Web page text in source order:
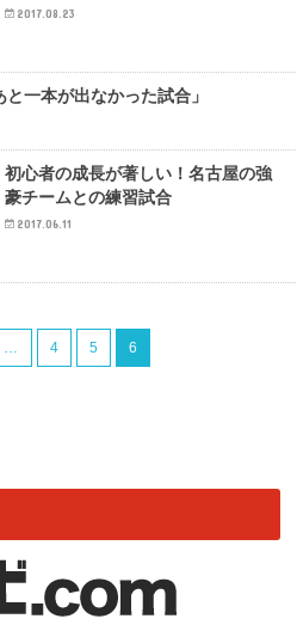
2017.08.23
一本が出なかった試合」
初心者の成長が著しい！名古屋の強
豪チームとの練習試合
2017.06.11
… 4 5 6